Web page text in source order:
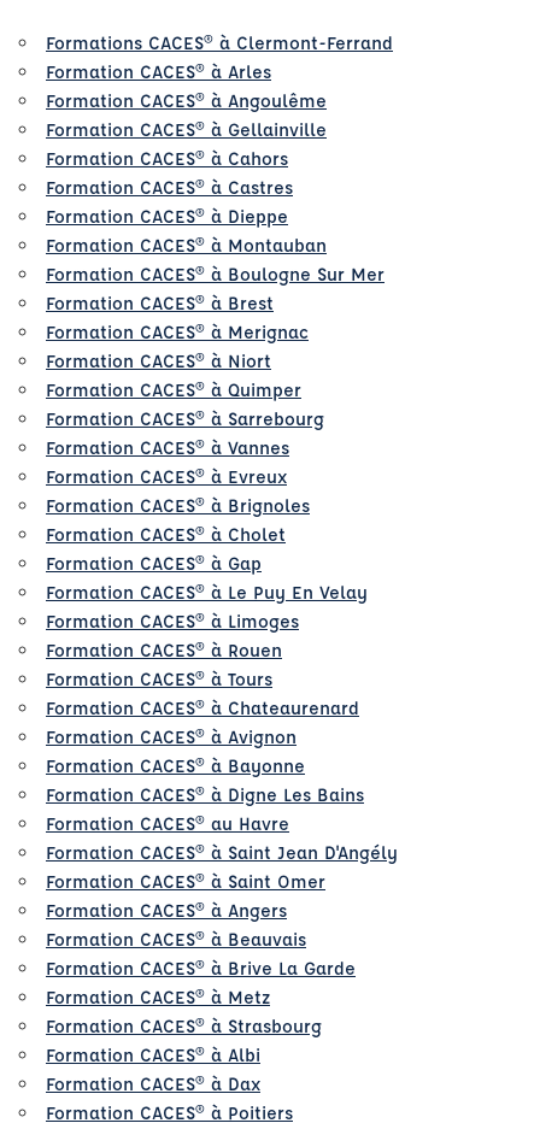
Formations CACES® à Clermont-Ferrand
Formation CACES® à Arles
Formation CACES® à Angoulême
Formation CACES® à Gellainville
Formation CACES® à Cahors
Formation CACES® à Castres
Formation CACES® à Dieppe
Formation CACES® à Montauban
Formation CACES® à Boulogne Sur Mer
Formation CACES® à Brest
Formation CACES® à Merignac
Formation CACES® à Niort
Formation CACES® à Quimper
Formation CACES® à Sarrebourg
Formation CACES® à Vannes
Formation CACES® à Evreux
Formation CACES® à Brignoles
Formation CACES® à Cholet
Formation CACES® à Gap
Formation CACES® à Le Puy En Velay
Formation CACES® à Limoges
Formation CACES® à Rouen
Formation CACES® à Tours
Formation CACES® à Chateaurenard
Formation CACES® à Avignon
Formation CACES® à Bayonne
Formation CACES® à Digne Les Bains
Formation CACES® au Havre
Formation CACES® à Saint Jean D'Angély
Formation CACES® à Saint Omer
Formation CACES® à Angers
Formation CACES® à Beauvais
Formation CACES® à Brive La Garde
Formation CACES® à Metz
Formation CACES® à Strasbourg
Formation CACES® à Albi
Formation CACES® à Dax
Formation CACES® à Poitiers